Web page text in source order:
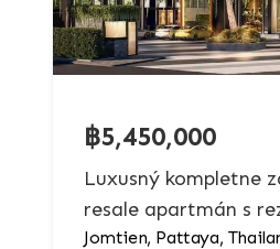
฿5,450,000
Luxusný kompletne
resale apartmán s
Jomtien, Pattaya,